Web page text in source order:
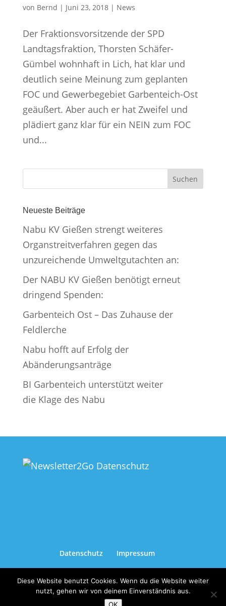
von Bernd | Juni 23, 2018| News
Der Fraktionsvorsitzende der SPD
Landtagsfraktion, Thorsten Schäfer-
Gümbel wohnhaft in Lich, hat klar und
deutlich seine Meinung zum geplanten
FOC und Gewerbegebiet Garbenteich-Ost
geäußert. Aber auch er hat Zweifel und
plädiert ganz klar für ein NEIN zum FOC
und...
Neueste Beiträge
Nabu KV Gießen strengt weiteres
Organstreitverfahren gegen das
unzureichende Umweltgutachten an:
Der NABU KV Gießen benötigt erneut
dringend Spenden:
Garbenteich Ost – Das Zuhause der
Feldlerche
Nabu hofft auf Erfolg der
Abänderungsanträge
BI Garbenteich unterstützt weiter
die Klage des Nabu
Datenschutz Impressum
Diese Website benutzt Cookies. Wenn du die Website weiter
nutzt, gehen wir von deinem Einverständnis aus.